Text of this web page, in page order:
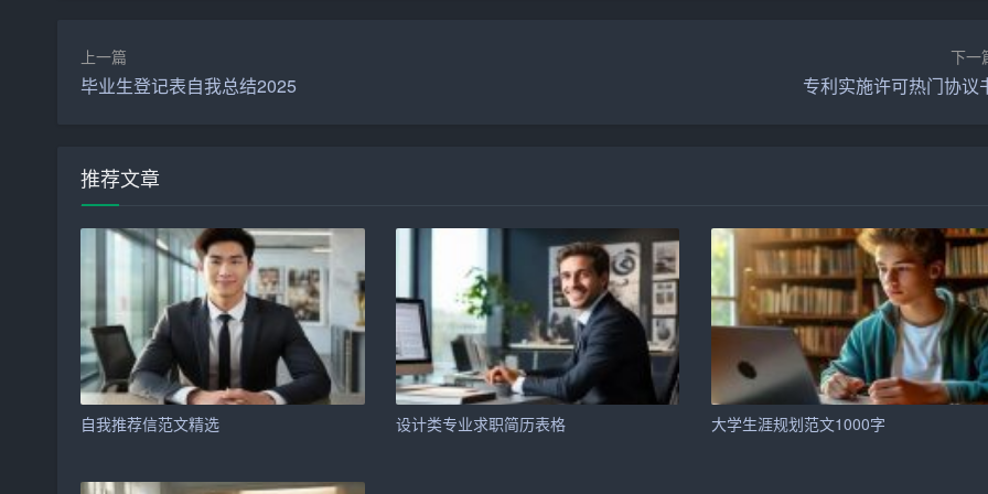
在大学期间，我曾担任英语俱乐部负责人，以下是我在该岗位的一些工作经历：
3. 招募志愿者：负责招募和培训英语角志愿者，确保活动的顺利进行。
4. 协调沟通：与校内外相关部门和老师沟通，争取活动资源和支持。
四、自我评价
1. 严谨负责：对待工作认真负责，注重细节，能够按时完成任务。
2. 良好的沟通能力：具备较强的沟通能力，能够与不同背景的人建立良好的人际关系。
上一篇
毕业生登记表自我总结2025
下一
专利实施许可热门协议
推荐文章
自我推荐信范文精选 设计类专业求职简历表格 大学生涯规划范文1000字